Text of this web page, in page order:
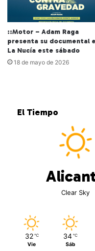
::Motor – Adam Raga
presenta su documental
La Nucía este sábado
18 de mayo de 2026
El Tiempo
Clear Sky
32 ℃
Vie
34 ℃
Sáb